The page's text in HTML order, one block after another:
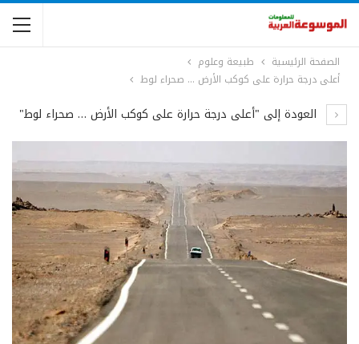
الصفحة الرئيسية
طبيعة وعلوم
أعلى درجة حرارة على كوكب الأرض … صحراء لوط
العودة إلى "أعلى درجة حرارة على كوكب الأرض … صحراء لوط"